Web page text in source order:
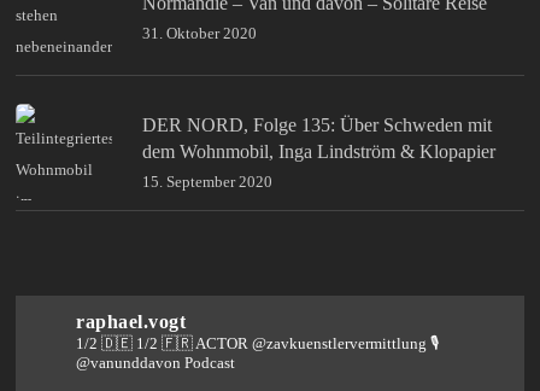
31. Oktober 2020
DER NORD, Folge 135: Über Schweden mit
dem Wohnmobil, Inga Lindström & Klopapier
15. September 2020
raphael.vogt
1/2 🇩🇪 1/2 🇫🇷 ACTOR @zavkuenstlervermittlung🎙️
@vanunddavon Podcast